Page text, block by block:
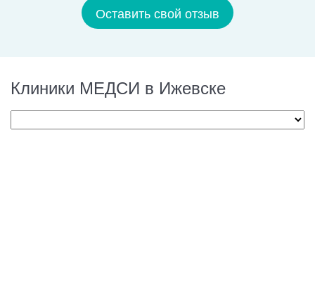
Оставить свой отзыв
Клиники МЕДСИ в Ижевске